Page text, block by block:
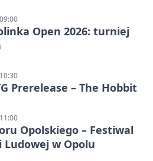
Open 2026: turniej
Prerelease – The Hobbit
Opolskiego – Festiwal
Ludowej w Opolu